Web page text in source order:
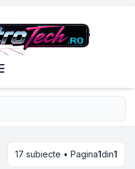
17 subiecte • Pagina1din1